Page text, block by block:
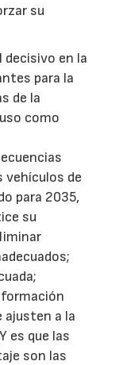
su
decisivo en la
para la
de la
como
vehículos de
para 2035,
su
ajusten a la
es que las
son las